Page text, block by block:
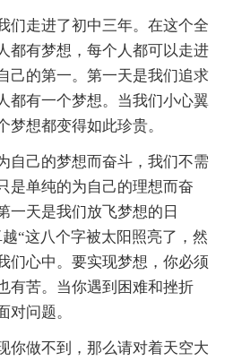
走进了初中三年。在这个全
都有梦想，每个人都可以走进
己的第一。第一天是我们追求
都有一个梦想。当我们小心翼
梦想都变得如此珍贵。
己的梦想而奋斗，我们不需
是单纯的为自己的理想而奋
一天是我们放飞梦想的日
“这八个字被太阳照亮了，然
们心中。要实现梦想，你必须
有苦。当你遇到困难和挫折
对问题。
做不到，那么请对着天空大